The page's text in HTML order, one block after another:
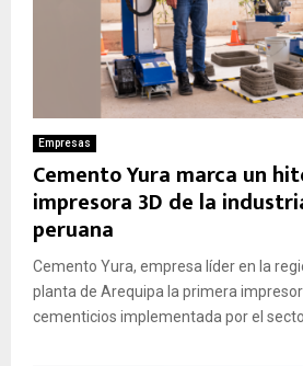
Empresas
Cemento Yura marca un
impresora 3D de la
peruana
Cemento Yura, empresa líder en la
planta de Arequipa la primera
cementicios implementada por el